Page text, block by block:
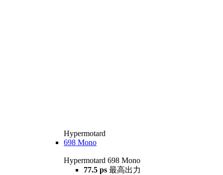
Hypermotard
698 Mono
Hypermotard 698 Mono
77.5 ps 最高出力